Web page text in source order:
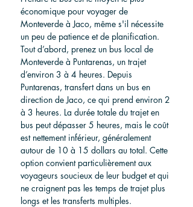
économique pour voyager de
Monteverde à Jaco, même s'il nécessite
un peu de patience et de planification.
Tout d’abord, prenez un bus local de
Monteverde à Puntarenas, un trajet
d’environ 3 à 4 heures. Depuis
Puntarenas, transfert dans un bus en
direction de Jaco, ce qui prend environ 2
à 3 heures. La durée totale du trajet en
bus peut dépasser 5 heures, mais le coût
est nettement inférieur, généralement
autour de 10 à 15 dollars au total. Cette
option convient particulièrement aux
voyageurs soucieux de leur budget et qui
ne craignent pas les temps de trajet plus
longs et les transferts multiples.